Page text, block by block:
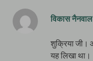
विकास
शुक्रिया जी।
यह लिखा था।